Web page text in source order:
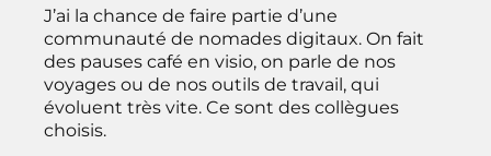
J’ai la chance de faire partie d’une
communauté de nomades digitaux. On fait
des pauses café en visio, on parle de nos
voyages ou de nos outils de travail, qui
évoluent très vite. Ce sont des collègues
choisis.